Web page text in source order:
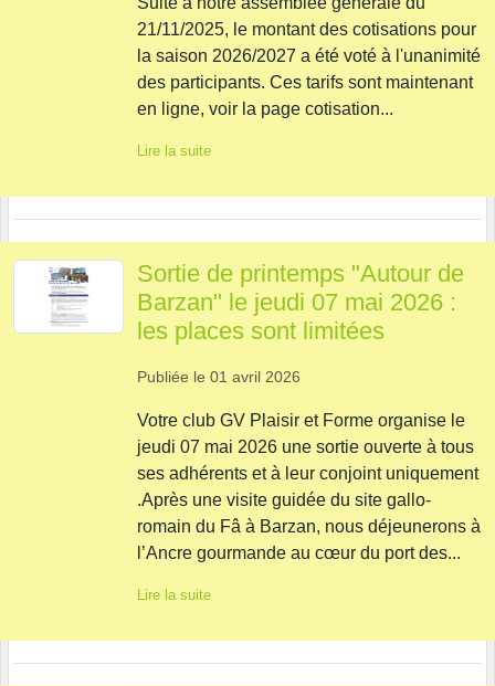
21/11/2025, le montant des cotisations pour
la saison 2026/2027 a été voté à l'unanimité
des participants. Ces tarifs sont maintenant
en ligne, voir la page cotisation...
Lire la suite
Sortie de printemps "Autour de
Barzan" le jeudi 07 mai 2026 :
les places sont limitées
Publiée le 01 avril 2026
Votre club GV Plaisir et Forme organise le
jeudi 07 mai 2026 une sortie ouverte à tous
ses adhérents et à leur conjoint uniquement
.Après une visite guidée du site gallo-
romain du Fâ à Barzan, nous déjeunerons à
l’Ancre gourmande au cœur du port des...
Lire la suite